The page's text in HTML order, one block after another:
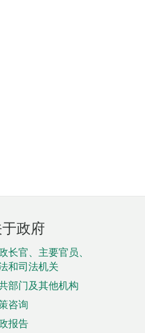
政府
长官、主要官员、
和司法机关
部门及其他机构
咨询
报告